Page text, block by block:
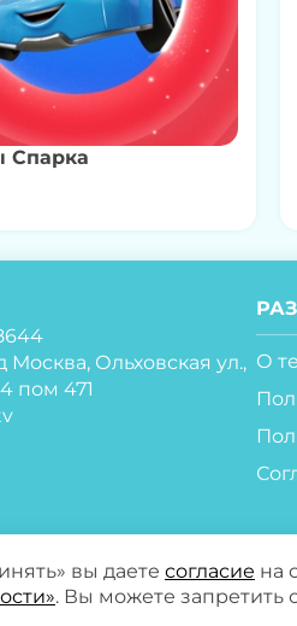
Спарка
Москва, Ольховская ул.,
пом 471
О
вы даете согласие на
. Вы можете запретить